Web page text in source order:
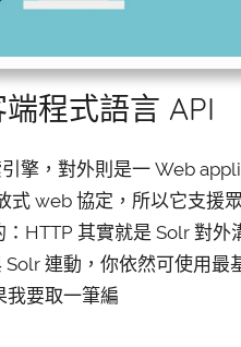
程式語言 API
擎，對外則是一 Web
式 web 協定，所以它支援
HTTP 其實就是 Solr 對外
Solr 連動，你依然可使用最
我要取一筆編